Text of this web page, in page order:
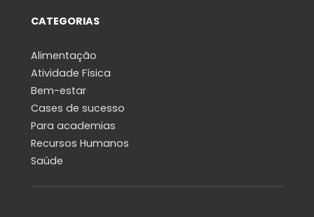
CATEGORIAS
Alimentação
Atividade Física
Bem-estar
Cases de sucesso
Para academias
Recursos Humanos
Saúde